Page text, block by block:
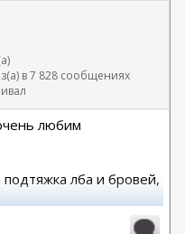
в 7 828 сообщениях
любим
подтяжка лба и бровей,
ягодиц, редукция